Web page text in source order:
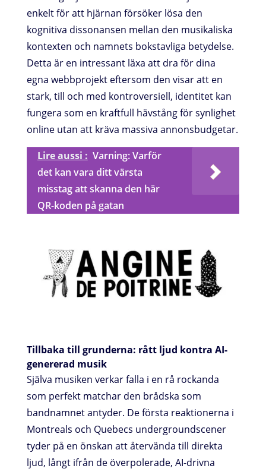
enkelt för att hjärnan försöker lösa den
kognitiva dissonansen mellan den musikaliska
kontexten och namnets bokstavliga betydelse.
Detta är en intressant läxa att dra för dina
egna webbprojekt eftersom den visar att en
stark, till och med kontroversiell, identitet kan
fungera som en kraftfull hävstång för synlighet
online utan att kräva massiva annonsbudgetar.
Lire aussi : Varning: Varför
det kan vara ditt värsta
misstag att skanna den här
QR-koden på gatan
Tillbaka till grunderna: rått ljud kontra AI-
genererad musik
Själva musiken verkar falla i en rå rockanda
som perfekt matchar den brådska som
bandnamnet antyder. De första reaktionerna i
Montreals och Quebecs undergroundscener
tyder på en önskan att återvända till direkta
ljud, långt ifrån de överpolerade, AI-drivna